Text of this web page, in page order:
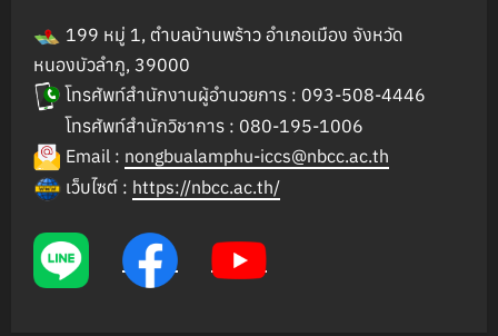
199 หมู่ 1, ตำบลบ้านพร้าว อำเภอเมือง จังหวัด
หนองบัวลำภู, 39000
โทรศัพท์สำนักงานผู้อำนวยการ : 093-508-4446
โทรศัพท์สำนักวิชาการ : 080-195-1006
Email : nongbualamphu-iccs@nbcc.ac.th
เว็บไซต์ : https://nbcc.ac.th/